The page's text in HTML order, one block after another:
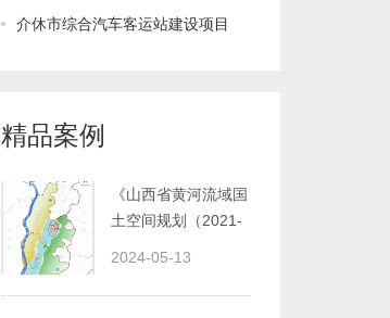
介休市综合汽车客运站建设项目
精品案例
2024-05-13